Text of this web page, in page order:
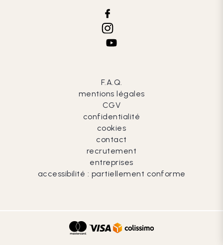
F.A.Q.
mentions légales
CGV
confidentialité
cookies
contact
recrutement
entreprises
accessibilité : partiellement conforme